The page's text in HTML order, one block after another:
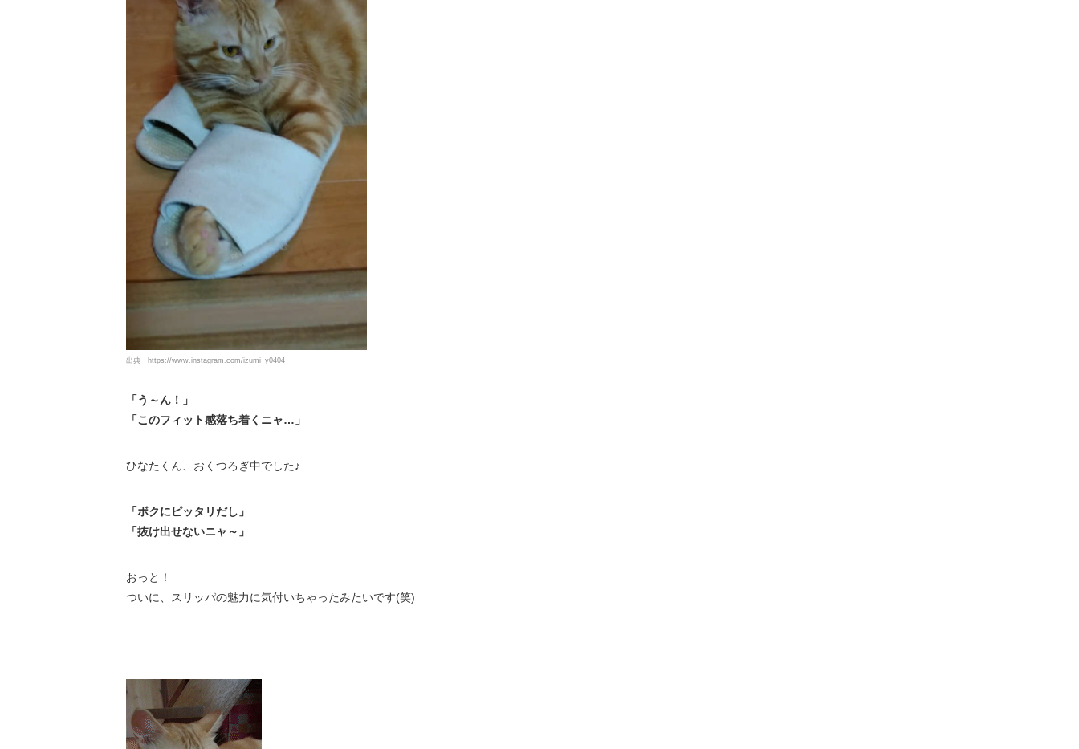
出典 https://www.instagram.com/izumi_y0404
「う～ん！」
「このフィット感落ち着くニャ…」
ひなたくん、おくつろぎ中でした♪
「ボクにピッタリだし」
「抜け出せないニャ～」
おっと！
ついに、スリッパの魅力に気付いちゃったみたいです(笑)